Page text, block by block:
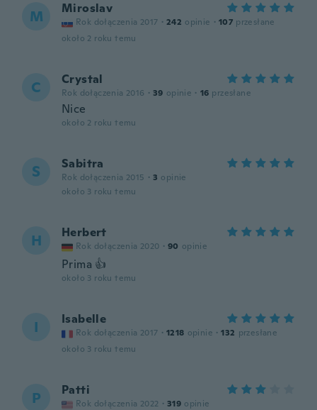
M Miroslav
Rok dołączenia 2017 · 242 opinie · 107 przesłane
około 2 roku temu
C Crystal
Rok dołączenia 2016 · 39 opinie · 16 przesłane
Nice
około 2 roku temu
S Sabitra
Rok dołączenia 2015 · 3 opinie
około 3 roku temu
H Herbert
Rok dołączenia 2020 · 90 opinie
Prima 👍
około 3 roku temu
I Isabelle
Rok dołączenia 2017 · 1218 opinie · 132 przesłane
około 3 roku temu
P Patti
Rok dołączenia 2022 · 319 opinie